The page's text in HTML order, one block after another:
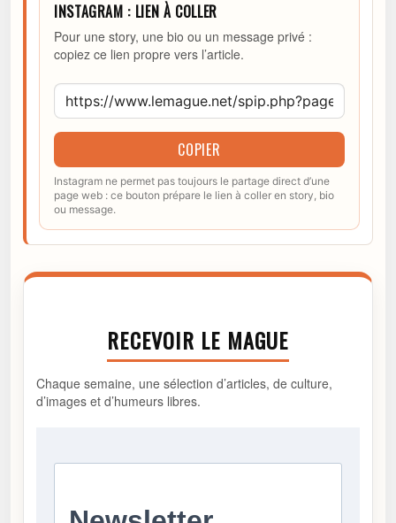
INSTAGRAM : LIEN À COLLER
Pour une story, une bio ou un message privé :
copiez ce lien propre vers l’article.
COPIER
Instagram ne permet pas toujours le partage direct d’une
page web : ce bouton prépare le lien à coller en story, bio
ou message.
RECEVOIR LE MAGUE
Chaque semaine, une sélection d’articles, de culture,
d’images et d’humeurs libres.